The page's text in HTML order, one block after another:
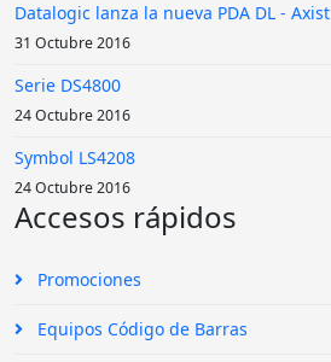
Datalogic lanza la nueva PDA DL - Axist
31 Octubre 2016
Serie DS4800
24 Octubre 2016
Symbol LS4208
24 Octubre 2016
Accesos rápidos
Promociones
Equipos Código de Barras